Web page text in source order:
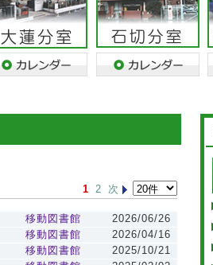
1 2 次
移動図書館
2026/06/26
移動図書館
2026/04/16
移動図書館
2025/10/21